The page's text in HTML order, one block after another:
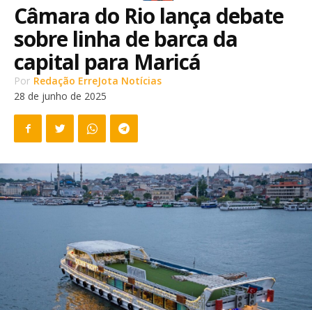
Câmara do Rio lança debate
sobre linha de barca da
capital para Maricá
Por Redação ErreJota Notícias
28 de junho de 2025